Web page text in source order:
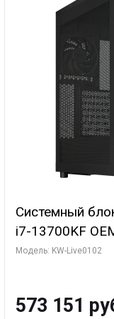
Системный
i7-13700KF
7, C16 8EC/
Turbo/ 960 ГБ
Модель: KW-Live0102
573 151